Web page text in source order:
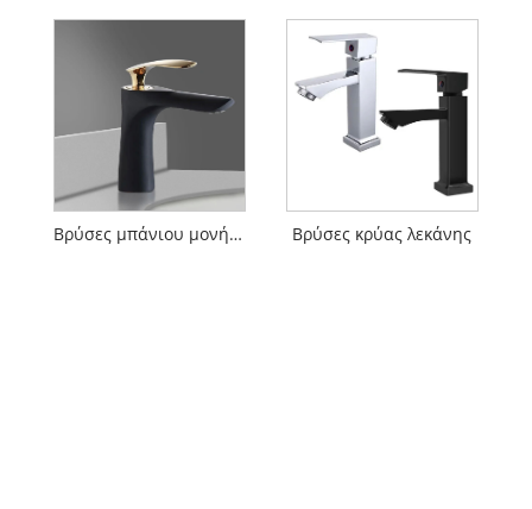
Βρύσες μπάνιου μονής τρύπας Βρύσες κρύας λεκάνης